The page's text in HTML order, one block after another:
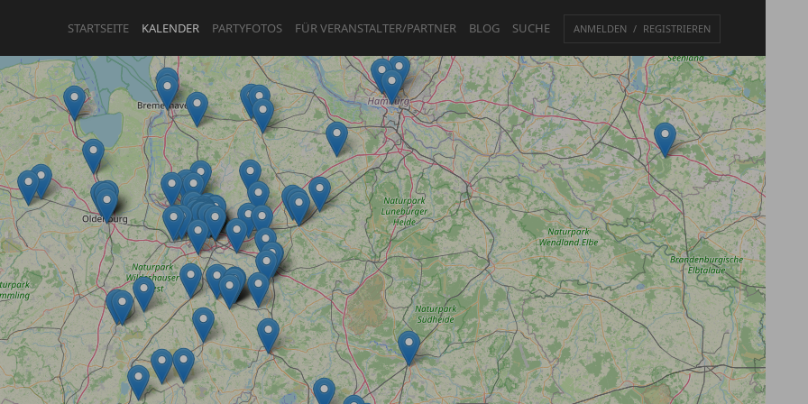
ANMELDEN REGISTRIEREN
STARTSEITE KALENDER PARTYFOTOS FÜR VERANSTALTER/PARTNER BLOG SUCHE
ANMELDENODERREGISTRIEREN
Angemeldet bleiben
ANMELDEN
Registrieren
Benutzername vergessen